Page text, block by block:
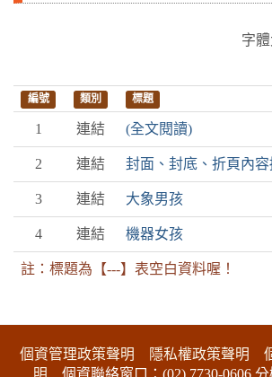
字體
編號 類別 標題
1 連結 (全文閱讀)
2 連結 封面、封底、折頁內
3 連結 大象男孩
4 連結 機器女孩
註：標題為【---】表空白資料喔！
個資管理政策聲明 隱私權政策聲明
明 個資聯絡窗口：(02) 7730-0606 分